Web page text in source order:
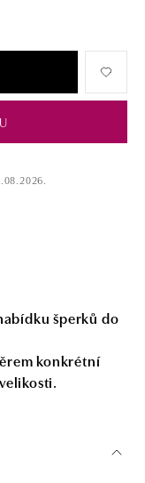
šperků do
konkrétní